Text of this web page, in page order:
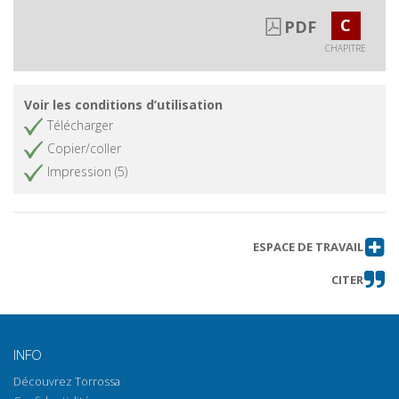
Orciolai, fornaciai, stovigliai e
regolamenti urbani nella Firenze
tardomedievale
Obtenir le chapitre
La fornace a quattro piani e la
maiolica a Doccia nella prima
Obtenir le chapitre
Il ciclo di produzione della
ceramica nel Lazio settentrionale
PDF C
CHAPITRE
Voir les conditions d’utilisation
Télécharger
Copier/coller
Impression (5)
ESPACE DE TRAVAIL
CITER
INFO
Découvrez Torrossa